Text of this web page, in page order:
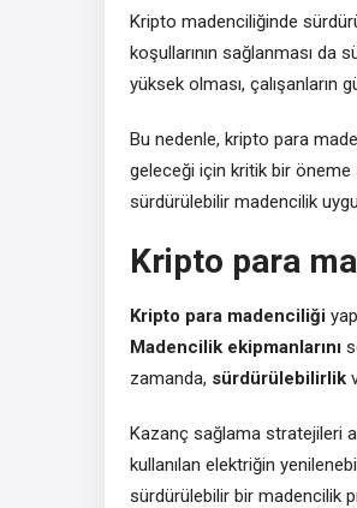
Kripto madenciliğinde
koşullarının sağlanması da
yüksek olması, çalışanların
Bu nedenle, kripto para
geleceği için kritik bir
sürdürülebilir madencilik
Kripto para
Kripto para madenciliği
Madencilik ekipmanlarını
zamanda, sürdürülebilirlik
Kazanç sağlama stratejileri
kullanılan elektriğin
sürdürülebilir bir madencilik